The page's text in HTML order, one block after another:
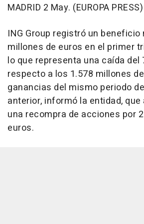
MADRID 2 May. (EUROPA
ING Group registró un beneficio
millones de euros en el primer
lo que representa una caída del
respecto a los 1.578 millones
ganancias del mismo periodo
anterior, informó la entidad,
una recompra de acciones por
euros.